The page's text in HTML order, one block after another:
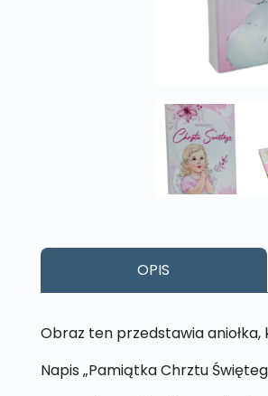
OPIS
Obraz ten przedstawia
Napis „Pamiątka Chrztu